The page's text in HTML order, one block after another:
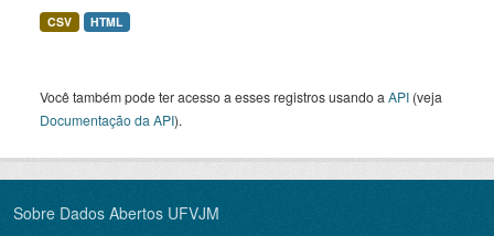
CSV HTML
Você também pode ter acesso a esses registros usando a API (veja
Documentação da API).
Sobre Dados Abertos UFVJM